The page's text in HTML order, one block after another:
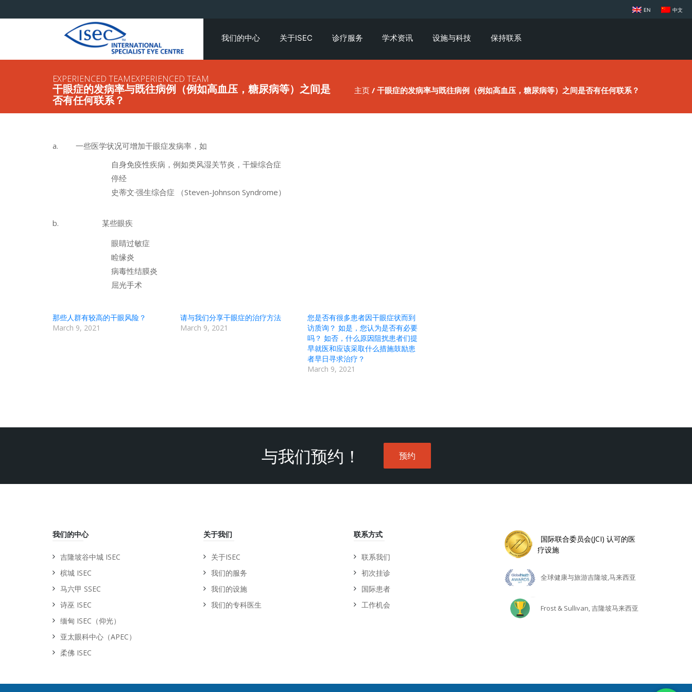
EN 中文
我们的中心 关于ISEC 诊疗服务 学术资讯 设施与科技 保持联系
EXPERIENCED TEAMEXPERIENCED TEAM
干眼症的发病率与既往病例（例如高血压，糖尿病等）之间是
否有任何联系？
主页 / 干眼症的发病率与既往病例（例如高血压，糖尿病等）之间是否有任何联系？
a.
一些医学状况可增加干眼症发病率，如
自身免疫性疾病，例如类风湿关节炎，干燥综合症
停经
史蒂文·强生综合症 （Steven-Johnson Syndrome）
b.
某些眼疾
眼睛过敏症
睑缘炎
病毒性结膜炎
屈光手术
那些人群有较高的干眼风险？
March 9, 2021
请与我们分享干眼症的治疗方法
March 9, 2021
您是否有很多患者因干眼症状而到
访质询？ 如是，您认为是否有必要
吗？ 如否，什么原因阻扰患者们提
早就医和应该采取什么措施鼓励患
者早日寻求治疗？
March 9, 2021
与我们预约！ 预约
我们的中心
吉隆坡谷中城 ISEC
槟城 ISEC
马六甲 SSEC
诗巫 ISEC
缅甸 ISEC（仰光）
亚太眼科中心（APEC）
柔佛 ISEC
关于我们
关于ISEC
我们的服务
我们的设施
我们的专科医生
联系方式
联系我们
初次挂诊
国际患者
工作机会
国际联合委员会(JCI) 认可的医
疗设施
全球健康与旅游吉隆坡,马来西亚
Frost & Sullivan, 吉隆坡马来西亚